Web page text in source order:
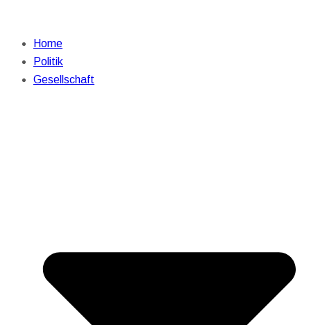
Home
Politik
Gesellschaft